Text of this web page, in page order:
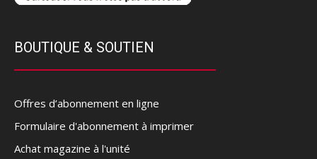
BOUTIQUE & SOUTIEN
Offres d’abonnement en ligne
Formulaire d'abonnement à imprimer
Achat magazine à l'unité